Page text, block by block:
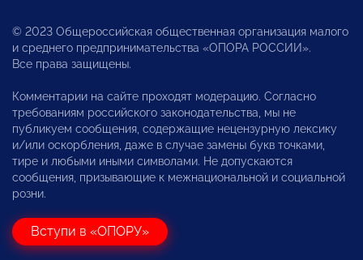
© 2023 Общероссийская общественная организация малого
и среднего предпринимательства «ОПОРА РОССИИ».
Все права защищены.
Комментарии на сайте проходят модерацию. Согласно
требованиям российского законодательства, мы не
публикуем сообщения, содержащие нецензурную лексику
и/или оскорбления, даже в случае замены букв точками,
тире и любыми иными символами. Не допускаются
сообщения, призывающие к межнациональной и социальной
розни.
Вступи в «ОПОРУ»